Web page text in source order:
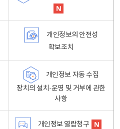
개인정보의 안전성
확보조치
개인정보 자동 수집
장치의 설치·운영 및 거부에 관한
사항
개인정보 열람청구